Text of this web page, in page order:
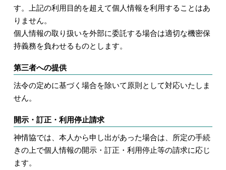
す。上記の利用目的を超えて個人情報を利用することはあ
りません。
個人情報の取り扱いを外部に委託する場合は適切な機密保
持義務を負わせるものとします。
第三者への提供
法令の定めに基づく場合を除いて原則として対応いたしま
せん。
開示・訂正・利用停止請求
神情協では、本人から申し出があった場合は、所定の手続
きの上で個人情報の開示・訂正・利用停止等の請求に応じ
ます。